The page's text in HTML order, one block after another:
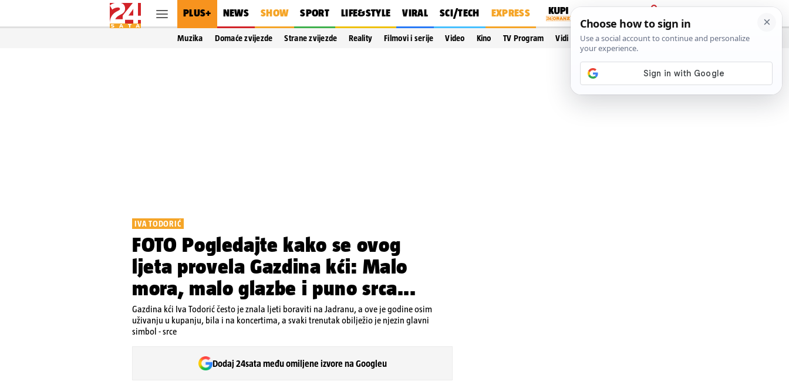
PLUS+ NEWS SHOW SPORT LIFE&STYLE VIRAL SCI/TECH EXPRESS
PRIJAVA
Muzika Domaće zvijezde Strane zvijezde Reality Filmovi i serije Video Kino TV Program Vidi još…
IVA TODORIĆ
FOTO Pogledajte kako se ovog
ljeta provela Gazdina kći: Malo
mora, malo glazbe i puno srca...
Gazdina kći Iva Todorić često je znala ljeti boraviti na Jadranu, a ove je godine osim
uživanju u kupanju, bila i na koncertima, a svaki trenutak obilježio je njezin glavni
simbol - srce
Dodaj 24sata među omiljene izvore na Googleu